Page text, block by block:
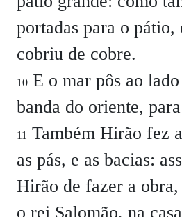
portadas para o pátio,
cobriu de cobre.
10 E o mar pôs ao
banda do oriente,
11 Também Hirão fez
as pás, e as bacias:
Hirão de fazer a
o rei Salomão, na